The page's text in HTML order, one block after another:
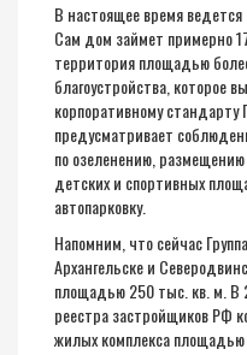
В настоящее время ведется
Сам дом займет примерно
территория площадью
благоустройства, которое
корпоративному стандарту
предусматривает
по озеленению,
детских и спортивных
автопарковку.
Напомним, что сейчас
Архангельске и
площадью 250 тыс. кв. м. В
реестра застройщиков РФ
жилых комплекса